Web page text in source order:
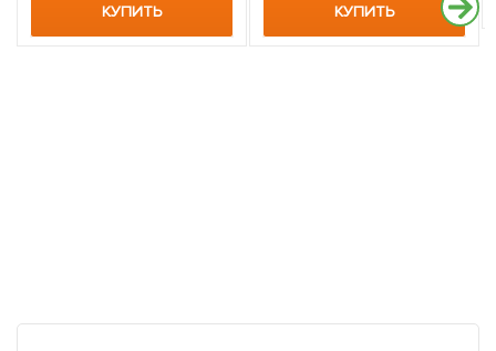
КУПИТЬ КУПИТЬ